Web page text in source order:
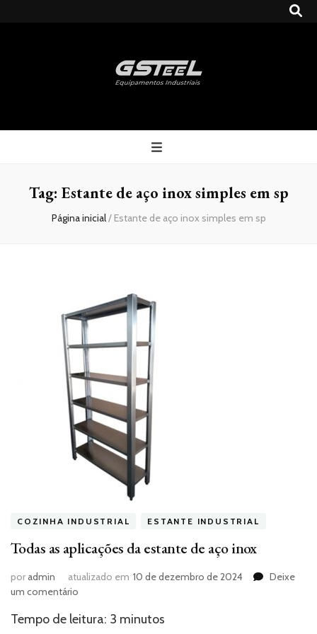
Gsteel
Tag: Estante de aço inox simples em sp
Página inicial/ Estante de aço inox simples em sp
COZINHA INDUSTRIAL ESTANTE INDUSTRIAL
Todas as aplicações da estante de aço inox
poradmin atualizado em 10 de dezembro de 2024
Deixe
um comentário
as
Tempo de leitura: 3 minutos